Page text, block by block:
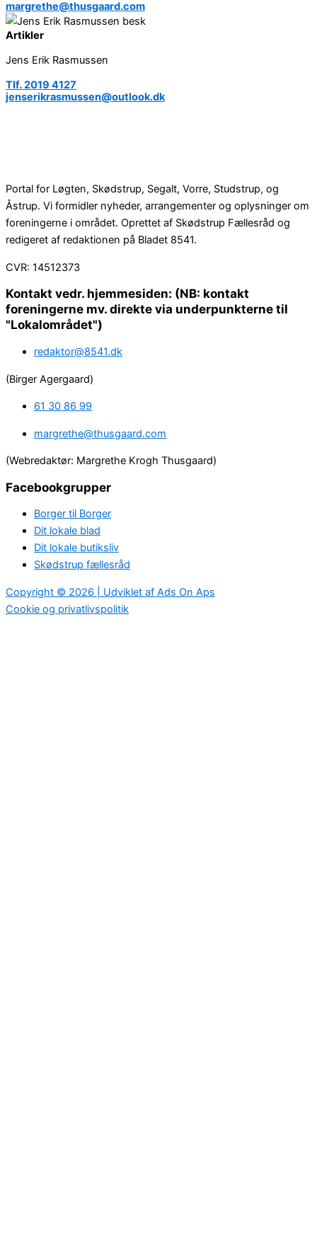
margrethe@thusgaard.com
Artikler
Jens Erik Rasmussen
Tlf. 2019 4127
jenserikrasmussen@outlook.dk
Portal for Løgten, Skødstrup, Segalt, Vorre, Studstrup, og
Åstrup. Vi formidler nyheder, arrangementer og oplysninger om
foreningerne i området. Oprettet af Skødstrup Fællesråd og
redigeret af redaktionen på Bladet 8541.
CVR: 14512373
Kontakt vedr. hjemmesiden: (NB: kontakt
foreningerne mv. direkte via underpunkterne til
"Lokalområdet")
redaktor@8541.dk
(Birger Agergaard)
61 30 86 99
margrethe@thusgaard.com
(Webredaktør: Margrethe Krogh Thusgaard)
Facebookgrupper
Borger til Borger
Dit lokale blad
Dit lokale butiksliv
Skødstrup fællesråd
Copyright © 2026 | Udviklet af Ads On Aps
Cookie og privatlivspolitik